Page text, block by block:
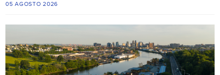
05 AGOSTO 2026